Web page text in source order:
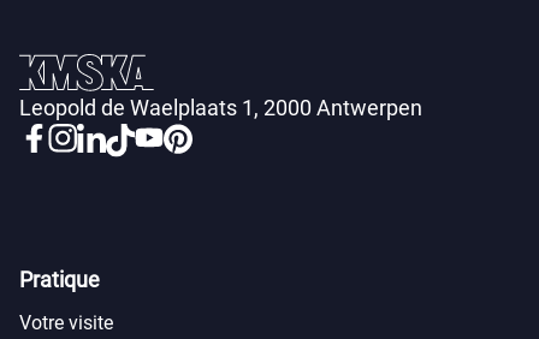
Leopold de Waelplaats 1, 2000 Antwerpen
Pratique
Votre visite